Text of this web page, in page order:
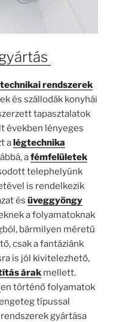
rendszerek
és szállodák konyhái
tapasztalatok
években lényeges
alégtechnika
afémfelületek
telephelyünk
is rendelkezik
és üveggyöngy
a folyamatoknak
bármilyen méretű
csak a fantáziánk
is jól kivitelezhető,
árak mellett.
en történő folyamatok
típussal
gyártása